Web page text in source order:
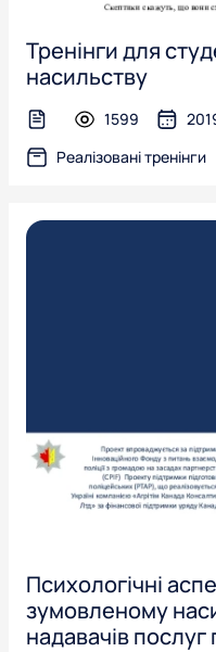
Тренінги для
насильству
text-file1599
Реалізовані тренінги
Психологічні
зумовленому
надавачів